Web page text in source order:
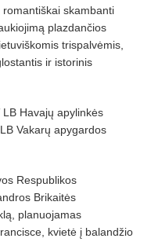
skambanti
plazdančios
trispalvėmis,
ir istorinis
Havajų apylinkės
Vakarų apygardos
Respublikos
Brikaitės
planuojamas
kvietė į balandžio